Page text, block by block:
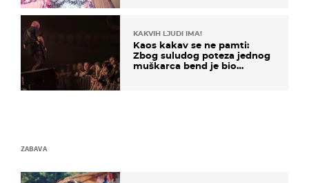
KAKVIH LJUDI IMA!
Kaos kakav se ne pamti:
Zbog suludog poteza jednog
muškarca bend je bio
ZABAVA